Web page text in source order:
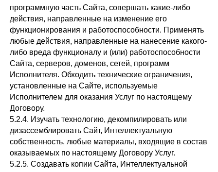
программную часть Сайта, совершать какие-либо
действия, направленные на изменение его
функционирования и работоспособности. Применять
любые действия, направленные на нанесение какого-
либо вреда функционалу и (или) работоспособности
Сайта, серверов, доменов, сетей, программ
Исполнителя. Обходить технические ограничения,
установленные на Сайте, используемые
Исполнителем для оказания Услуг по настоящему
Договору.
5.2.4. Изучать технологию, декомпилировать или
дизассемблировать Сайт, Интеллектуальную
собственность, любые материалы, входящие в состав
оказываемых по настоящему Договору Услуг.
5.2.5. Создавать копии Сайта, Интеллектуальной